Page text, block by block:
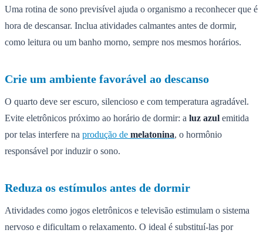
Uma rotina de sono previsível ajuda o organismo a reconhecer que é
hora de descansar. Inclua atividades calmantes antes de dormir,
como leitura ou um banho morno, sempre nos mesmos horários.
Crie um ambiente favorável ao descanso
O quarto deve ser escuro, silencioso e com temperatura agradável.
Evite eletrônicos próximo ao horário de dormir: a luz azul emitida
por telas interfere na produção de melatonina, o hormônio
responsável por induzir o sono.
Reduza os estímulos antes de dormir
Atividades como jogos eletrônicos e televisão estimulam o sistema
nervoso e dificultam o relaxamento. O ideal é substituí-las por